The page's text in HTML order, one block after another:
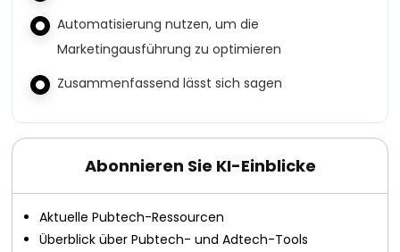
Automatisierung nutzen, um die
Marketingausführung zu optimieren
Zusammenfassend lässt sich sagen
Abonnieren Sie KI-Einblicke
Aktuelle Pubtech-Ressourcen
Überblick über Pubtech- und Adtech-Tools